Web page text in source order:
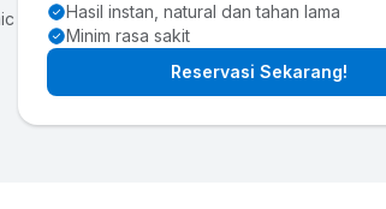
Hasil instan, natural dan tahan lama
Minim rasa sakit
Reservasi Sekarang!